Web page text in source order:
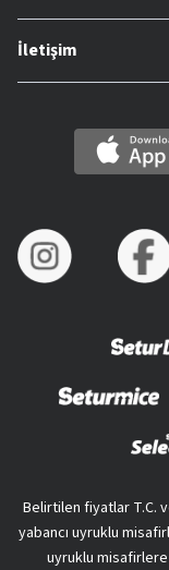
İletişim
Belirtilen fiyatlar T.C.
yabancı uyruklu
uyruklu